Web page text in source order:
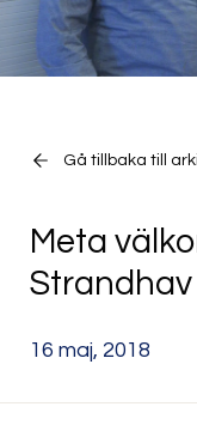
Gå tillbaka till
Meta
Strandhav
16 maj, 2018